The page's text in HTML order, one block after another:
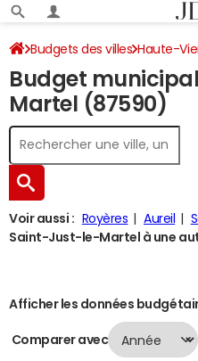
Budgets des villes Haute-
Budget 2024
Budget
Martel (87590)
Voir aussi : Royères Aureil
Saint-Just-le-Martel à une
Afficher les données
Comparer avec